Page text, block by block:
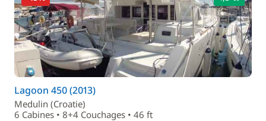
Lagoon 450 (2013)
Medulin (Croatie)
6 Cabines • 8+4 Couchages • 46 ft